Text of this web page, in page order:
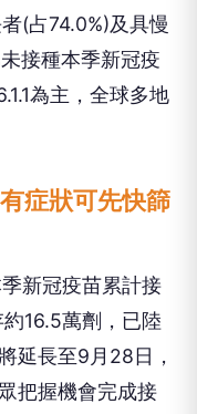
(占74.0%)及具慢
接種本季新冠疫
為主，全球多地
症狀可先快篩
新冠疫苗累計接
16.5萬劑，已陸
延長至9月28日，
把握機會完成接